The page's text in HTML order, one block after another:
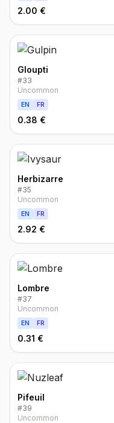
2.00 €
Gloupti
#33
Uncommon
EN FR
0.38 €
Herbizarre
#35
Uncommon
EN FR
2.92 €
Lombre
#37
Uncommon
EN FR
0.31 €
Pifeuil
#39
Uncommon